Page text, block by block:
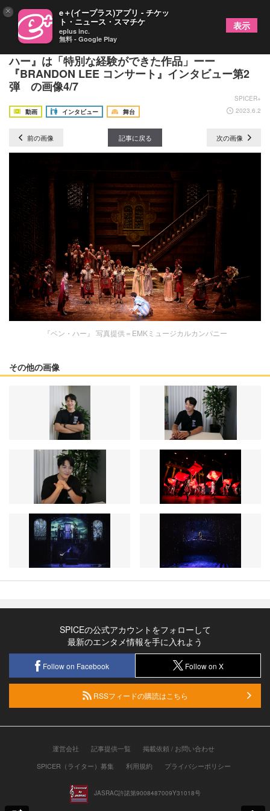
ミン・ウヒョク、日本初上陸ミュージカル『ベン・
ハー』は「特別な経験ができた作品」ーー
『BRANDON LEE コンサート』インタビュー第2
弾 の画像4/7
SPICER+
動画
インタビュー 舞台 2023.6.2
前の画像 記事に戻る 次の画像
『ベン・ハー』 写真提供＝EMKミュージカルカンパニー
その他の画像
SPICEの公式アカウントをフォローして
最新のエンタメ情報を手に入れよう
Follow on Facebook Follow on X
RSSフィードの購読はこちら
運営会社 記事提供一覧
掲載依頼 / お問い合わせ
SPICER（ライター）募集
利用規約 プライバシーポリシー
JASRAC許諾第9008487009Y31018号
× e＋(イープラス)アプリ - チケッ
ト・ニュース・スマチケ
eplus inc.
無料 - Google Play
表示